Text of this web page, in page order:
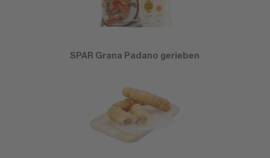
SPAR Grana Padano gerieben